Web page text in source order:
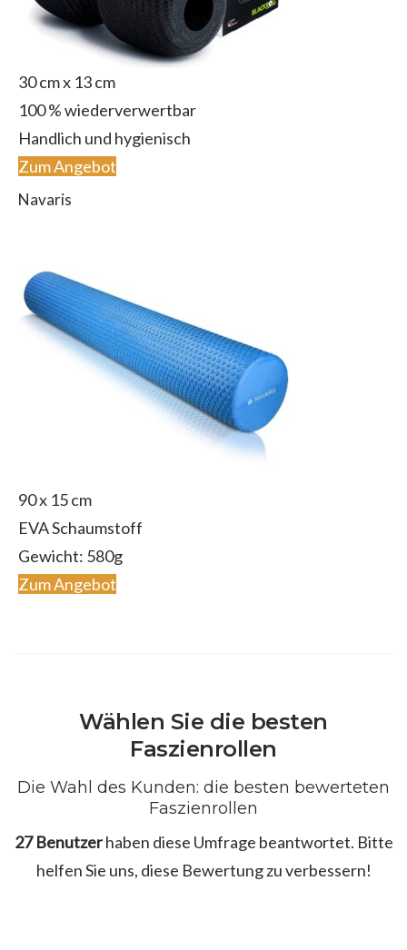
30 cm x 13 cm
100 % wiederverwertbar
Handlich und hygienisch
Zum Angebot
Navaris
90 x 15 cm
EVA Schaumstoff
Gewicht: 580g
Zum Angebot
Wählen Sie die besten
Faszienrollen
Die Wahl des Kunden: die besten bewerteten
Faszienrollen
27 Benutzerhaben diese Umfrage beantwortet. Bitte
helfen Sie uns, diese Bewertung zu verbessern!